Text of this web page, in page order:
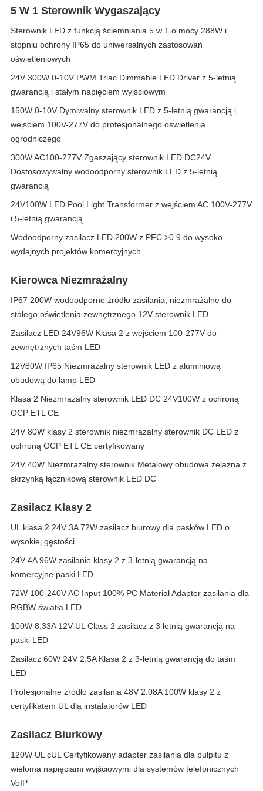
5 W 1 Sterownik Wygaszający
Sterownik LED z funkcją ściemniania 5 w 1 o mocy 288W i
stopniu ochrony IP65 do uniwersalnych zastosowań
oświetleniowych
24V 300W 0-10V PWM Triac Dimmable LED Driver z 5-letnią
gwarancją i stałym napięciem wyjściowym
150W 0-10V Dymiwalny sterownik LED z 5-letnią gwarancją i
wejściem 100V-277V do profesjonalnego oświetlenia
ogrodniczego
300W AC100-277V Zgaszający sterownik LED DC24V
Dostosowywalny wodoodporny sterownik LED z 5-letnią
gwarancją
24V100W LED Pool Light Transformer z wejściem AC 100V-277V
i 5-letnią gwarancją
Wodoodporny zasilacz LED 200W z PFC >0.9 do wysoko
wydajnych projektów komercyjnych
Kierowca Niezmrażalny
IP67 200W wodoodporne źródło zasilania, niezmrażalne do
stałego oświetlenia zewnętrznego 12V sterownik LED
Zasilacz LED 24V96W Klasa 2 z wejściem 100-277V do
zewnętrznych taśm LED
12V80W IP65 Niezmrażalny sterownik LED z aluminiową
obudową do lamp LED
Klasa 2 Niezmrażalny sterownik LED DC 24V100W z ochroną
OCP ETL CE
24V 80W klasy 2 sterownik niezmrażalny sterownik DC LED z
ochroną OCP ETL CE certyfikowany
24V 40W Niezmrażalny sterownik Metalowy obudowa żelazna z
skrzynką łącznikową sterownik LED DC
Zasilacz Klasy 2
UL klasa 2 24V 3A 72W zasilacz biurowy dla pasków LED o
wysokiej gęstości
24V 4A 96W zasilanie klasy 2 z 3-letnią gwarancją na
komercyjne paski LED
72W 100-240V AC Input 100% PC Materiał Adapter zasilania dla
RGBW światła LED
100W 8,33A 12V UL Class 2 zasilacz z 3 letnią gwarancją na
paski LED
Zasilacz 60W 24V 2.5A Klasa 2 z 3-letnią gwarancją do taśm
LED
Profesjonalne źródło zasilania 48V 2.08A 100W klasy 2 z
certyfikatem UL dla instalatorów LED
Zasilacz Biurkowy
120W UL cUL Certyfikowany adapter zasilania dla pulpitu z
wieloma napięciami wyjściowymi dla systemów telefonicznych
VoIP